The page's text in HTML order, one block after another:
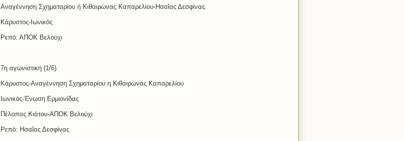
Αναγέννηση Σχηματαρίου ή Κιθαιρώνας Καπαρελίου-Ησαΐας Δεσφίνας
Κάρυστος-Ιωνικός
Ρεπό: ΑΠΟΚ Βελούχι
7η αγωνιστική (1/6)
Κάρυστος-Αναγέννηση Σχηματαρίου η Κιθαιρώνας Καπαρελίου
Ιωνικός-Ένωση Ερμιονίδας
Πέλοπας Κιάτου-ΑΠΟΚ Βελούχι
Ρεπό: Ησαΐας Δεσφίνας